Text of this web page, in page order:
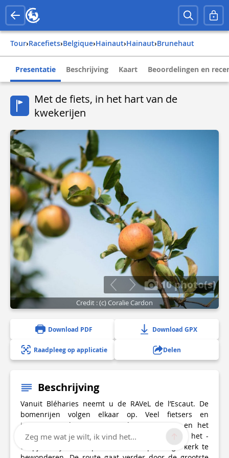
Tour› Racefiets› belgique› hainaut› hainaut› brunehaut
Presentatie Beschrijving Kaart Beoordelingen en
Met de fiets, in het hart van de
kwekerijen
10 photo(s)
Credit : (c) Coralie Cardon
Download PDF Download GPX
Raadpleeg op applicatie Delen
Beschrijving
Vanuit Bléharies neemt u de RAVeL de l’Escaut. De
bomenrijen volgen elkaar op. Veel fietsers en
imposante schepen nemen deze waterweg en het
jaagpad. Een paar kilometer verder komt u in het -
dorpje Bruyelle. Stop even om de prachtige kerk te
Zeg me wat je wilt, ik vind het...